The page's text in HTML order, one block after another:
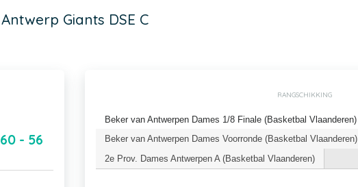
Antwerp Giants DSE C
60 - 56
RANGSCHIKKING
Beker van Antwerpen Dames 1/8 Finale (Basketbal Vlaanderen)
Beker van Antwerpen Dames Voorronde (Basketbal Vlaanderen)
2e Prov. Dames Antwerpen A (Basketbal Vlaanderen)